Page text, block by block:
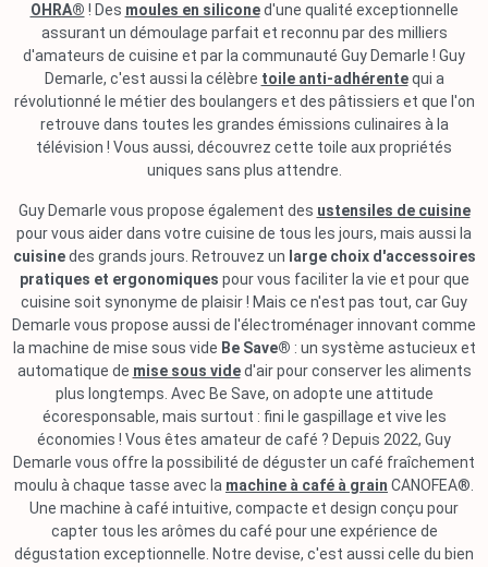
OHRA® ! Des moules en siliconed'une qualité exceptionnelle
assurant un démoulage parfait et reconnu par des milliers
d'amateurs de cuisine et par la communauté Guy Demarle ! Guy
Demarle, c'est aussi la célèbre toile anti-adhérentequi a
révolutionné le métier des boulangers et des pâtissiers et que l'on
retrouve dans toutes les grandes émissions culinaires à la
télévision ! Vous aussi, découvrez cette toile aux propriétés
uniques sans plus attendre.
Guy Demarle vous propose également des ustensiles de cuisine
pour vous aider dans votre cuisine de tous les jours, mais aussi la
cuisinedes grands jours. Retrouvez un large choix d'accessoires
pratiques et ergonomiques pour vous faciliter la vie et pour que
cuisine soit synonyme de plaisir ! Mais ce n'est pas tout, car Guy
Demarle vous propose aussi de l'électroménager innovant comme
la machine de mise sous vide Be Save® : un système astucieux et
automatique de mise sous vided'air pour conserver les aliments
plus longtemps. Avec Be Save, on adopte une attitude
écoresponsable, mais surtout : fini le gaspillage et vive les
économies ! Vous êtes amateur de café ? Depuis 2022, Guy
Demarle vous offre la possibilité de déguster un café fraîchement
moulu à chaque tasse avec la machine à café à grain CANOFEA®.
Une machine à café intuitive, compacte et design conçu pour
capter tous les arômes du café pour une expérience de
dégustation exceptionnelle. Notre devise, c'est aussi celle du bien